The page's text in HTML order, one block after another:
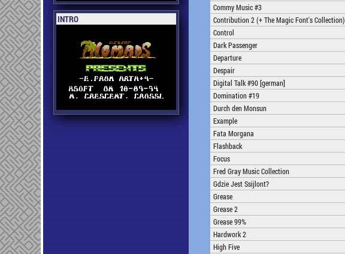
INTRO
Commy Music #3
Contribution 2 (+ The Magic Font's Collection)
Control
Dark Passenger
Departure
Despair
Digital Talk #90 [german]
Domination #19
Durch den Monsun
Example
Fata Morgana
Flashback
Focus
Fred Gray Music Collection
Gdzie Jest Ssijlont?
Grease
Grease 2
Grease 99%
Hardwork 2
High Five